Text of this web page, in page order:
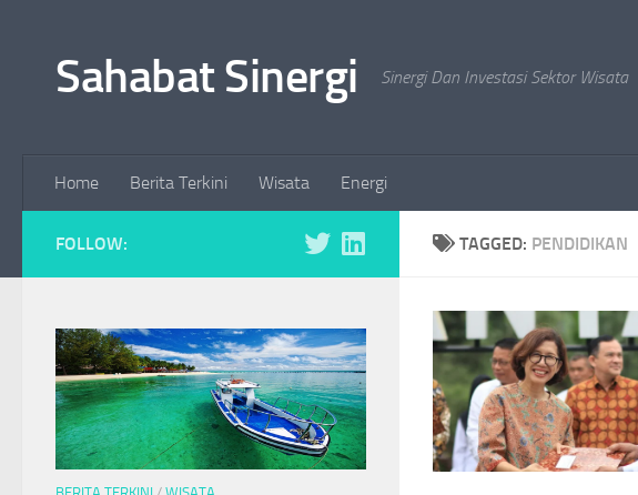
Sahabat Sinergi Sinergi Dan Investasi Sektor Wisata
Home Berita Terkini Wisata Energi
TAGGED: PENDIDIKAN
FOLLOW: